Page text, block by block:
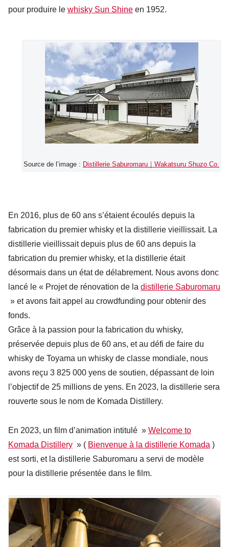
pour produire le whisky Sun Shine en 1952.
Source de l’image : Distillerie Saburomaru｜Wakatsuru Shuzo Co.
En 2016, plus de 60 ans s’étaient écoulés depuis la
fabrication du premier whisky et la distillerie vieillissait. La
distillerie vieillissait depuis plus de 60 ans depuis la
fabrication du premier whisky, et la distillerie était
désormais dans un état de délabrement. Nous avons donc
lancé le « Projet de rénovation de la distillerie Saburomaru
» et avons fait appel au crowdfunding pour obtenir des
fonds.
Grâce à la passion pour la fabrication du whisky,
préservée depuis plus de 60 ans, et au défi de faire du
whisky de Toyama un whisky de classe mondiale, nous
avons reçu 3 825 000 yens de soutien, dépassant de loin
l’objectif de 25 millions de yens. En 2023, la distillerie sera
rouverte sous le nom de Komada Distillery.
En 2023, un film d’animation intitulé » Welcome to
Komada Distillery » ( Bienvenue à la distillerie Komada )
est sorti, et la distillerie Saburomaru a servi de modèle
pour la distillerie présentée dans le film.